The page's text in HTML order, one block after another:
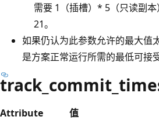
需要 1（插槽）* 5（只读副
21。
如果仍认为此参数允许的最大值
是方案正常运行所需的最低可接
Attribute
值